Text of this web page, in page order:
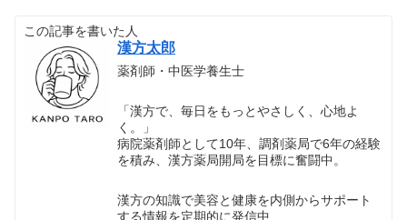
この記事を書いた人
漢方太郎
薬剤師・中医学養生士
「漢方で、毎日をもっとやさしく、心地よ
く。」
病院薬剤師として10年、調剤薬局で6年の経験
を積み、漢方薬局開局を目標に奮闘中。
漢方の知識で美容と健康を内側からサポート
する情報を定期的に発信中